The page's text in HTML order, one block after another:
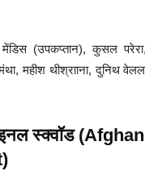
(उपकप्तान), कुसल
महीश थीश्रााना, दुनिथ
स्क्वॉड